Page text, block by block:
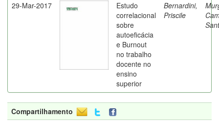
29-Mar-2017
Estudo
correlacional
sobre
autoeficácia
e Burnout
no trabalho
docente no
ensino
superior
Bernardini,
Priscile
Compartilhamento